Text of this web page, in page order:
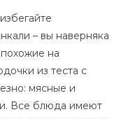
– вы наверняка
на
из теста с
мясные и
Все блюда имеют